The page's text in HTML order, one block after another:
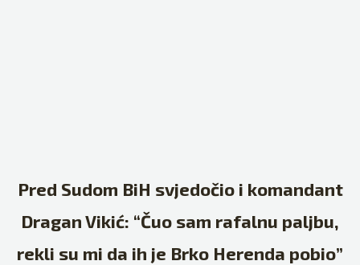
Pred Sudom BiH svjedočio i komandant
Dragan Vikić: “Čuo sam rafalnu paljbu,
rekli su mi da ih je Brko Herenda pobio”